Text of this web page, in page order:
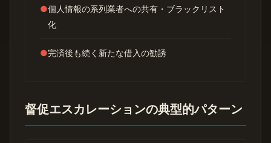
●個人情報の系列業者への共有・ブラックリスト
化
●完済後も続く新たな借入の勧誘
督促エスカレーションの典型的パターン